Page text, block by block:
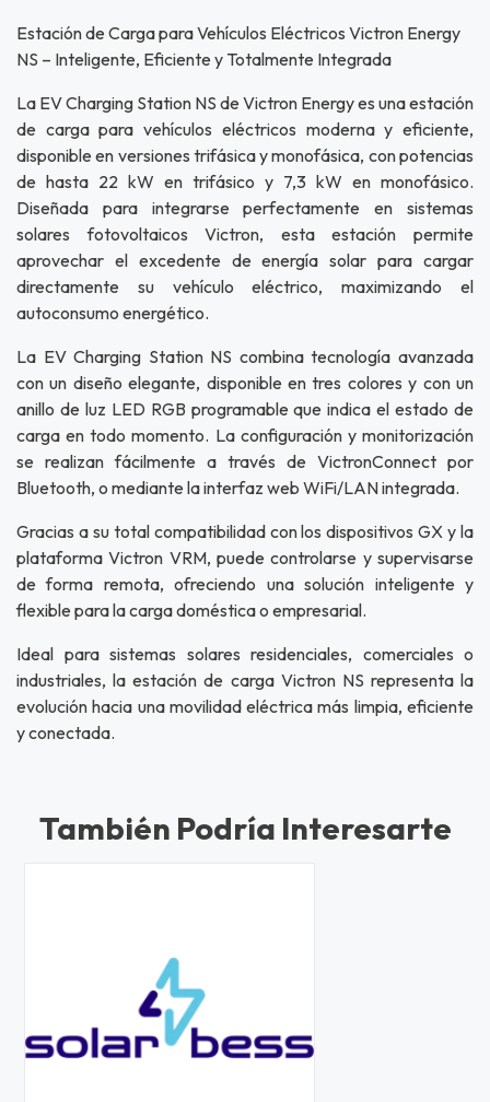
Estación de Carga para Vehículos Eléctricos Victron Energy
NS – Inteligente, Eficiente y Totalmente Integrada
La EV Charging Station NS de Victron Energy es una estación
de carga para vehículos eléctricos moderna y eficiente,
disponible en versiones trifásica y monofásica, con potencias
de hasta 22 kW en trifásico y 7,3 kW en monofásico.
Diseñada para integrarse perfectamente en sistemas
solares fotovoltaicos Victron, esta estación permite
aprovechar el excedente de energía solar para cargar
directamente su vehículo eléctrico, maximizando el
autoconsumo energético.
La EV Charging Station NS combina tecnología avanzada
con un diseño elegante, disponible en tres colores y con un
anillo de luz LED RGB programable que indica el estado de
carga en todo momento. La configuración y monitorización
se realizan fácilmente a través de VictronConnect por
Bluetooth, o mediante la interfaz web WiFi/LAN integrada.
Gracias a su total compatibilidad con los dispositivos GX y la
plataforma Victron VRM, puede controlarse y supervisarse
de forma remota, ofreciendo una solución inteligente y
flexible para la carga doméstica o empresarial.
Ideal para sistemas solares residenciales, comerciales o
industriales, la estación de carga Victron NS representa la
evolución hacia una movilidad eléctrica más limpia, eficiente
y conectada.
También Podría Interesarte